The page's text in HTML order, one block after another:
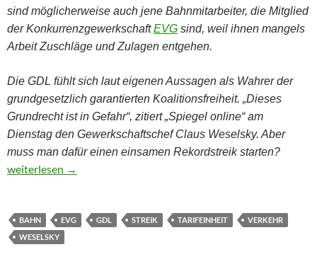
sind möglicherweise auch jene Bahnmitarbeiter, die Mitglied
der KonkurrenzgewerkschaftEVG sind, weil ihnen mangels
Arbeit Zuschläge und Zulagen entgehen.
Die GDL fühlt sich laut eigenen Aussagen als Wahrer der
grundgesetzlich garantierten Koalitionsfreiheit. „Dieses
Grundrecht ist in Gefahr“, zitiert „Spiegel online“ am
Dienstag den Gewerkschaftschef Claus Weselsky. Aber
muss man dafür einen einsamen Rekordstreik starten?
Ein Streik zur Wahrung der Grundrechte?
weiterlesen →
BAHN EVG GDL STREIK TARIFEINHEIT
VERKEHR
WESELSKY